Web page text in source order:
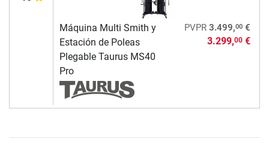
Máquina Multi Smith y
Estación de Poleas
Plegable Taurus MS40
Pro
PVPR 3.499,00€
3.299,00€